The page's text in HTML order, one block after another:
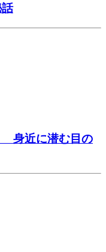
身近に潜む目の